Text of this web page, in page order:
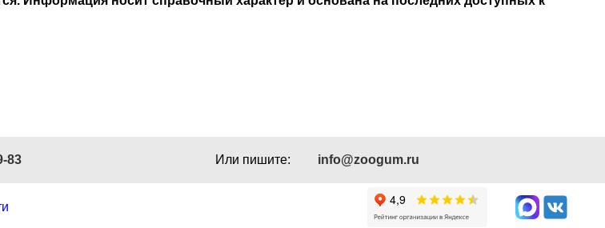
83 Или пишите: info@zoogum.ru